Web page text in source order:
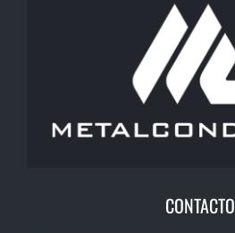
CONTACTO